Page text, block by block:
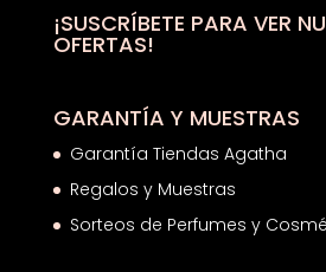
¡SUSCRÍBETE PARA VER
OFERTAS!
GARANTÍA Y MUESTRAS
Garantía Tiendas Agatha
Regalos y Muestras
Sorteos de Perfumes y